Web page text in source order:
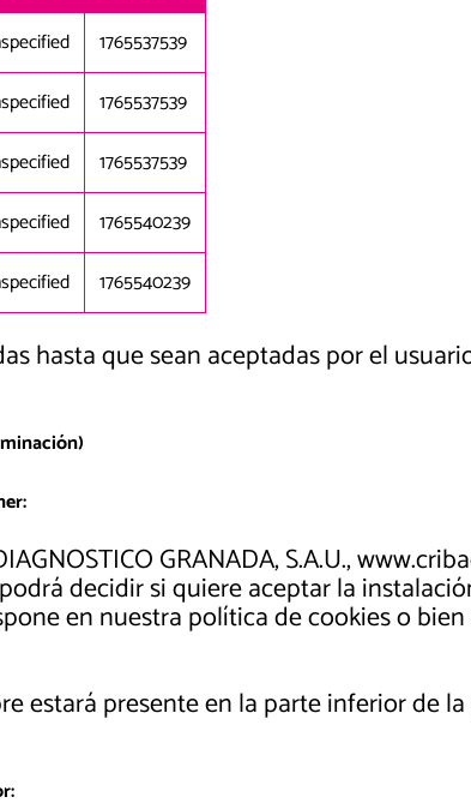
1765537539
1765537539
1765537539
1765540239
1765540239
hasta que sean aceptadas por el
GRANADA, S.A.U.,
decidir si quiere aceptar la
en nuestra política de cookies o
estará presente en la parte inferior de